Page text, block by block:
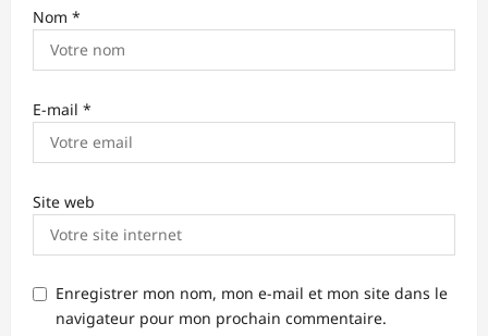
Nom *
E-mail *
Site web
Enregistrer mon nom, mon e-mail et mon site dans le
navigateur pour mon prochain commentaire.